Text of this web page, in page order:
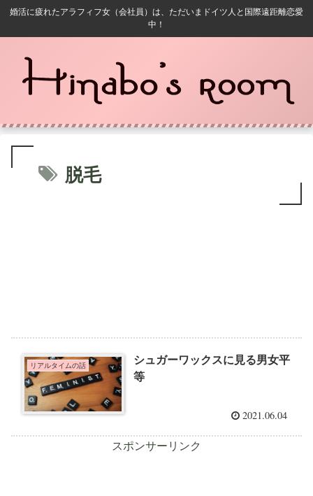
婚活に疲れたアラフィフ女（会社員）は、ただいまドイツ人と国際遠距離恋愛
中！
脱毛
リアルタイムの話
シュガーワックスに見る男女平
等
2021.06.04
スポンサーリンク